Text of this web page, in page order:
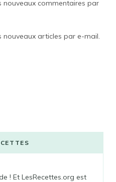
nouveaux commentaires par
nouveaux articles par e-mail.
! Et LesRecettes.org est